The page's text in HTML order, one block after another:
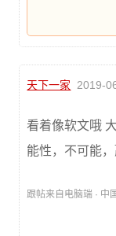
天下一家 2019-
看着像软文哦
能性，不可能
跟帖来自电脑端 · 中